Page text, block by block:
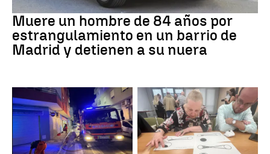
Muere un hombre de 84 años por
estrangulamiento en un barrio de
Madrid y detienen a su nuera
INCENDIO Eclipse solar